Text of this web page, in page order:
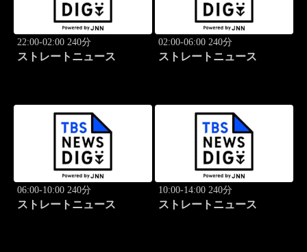
22:00-02:00 240分
ストレートニュース
02:00-06:00 240分
ストレートニュース
06:00-10:00 240分
ストレートニュース
10:00-14:00 240分
ストレートニュース